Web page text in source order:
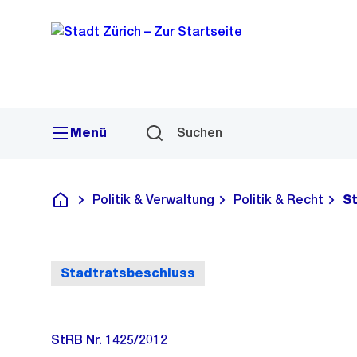
Navigation
Sprunglink
Menü Suchen
Deutsch
Politik & Verwaltung Politik & Recht
Stadtratsbeschluss
StRB Nr. 1425/2012